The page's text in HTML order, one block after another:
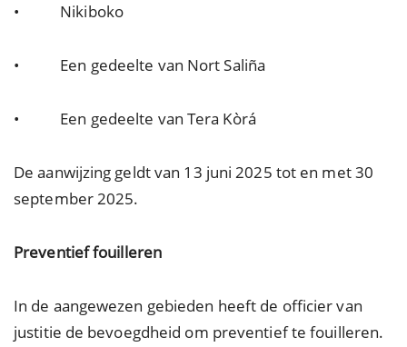
• Nikiboko
• Een gedeelte van Nort Saliña
• Een gedeelte van Tera Kòrá
De aanwijzing geldt van 13 juni 2025 tot en met 30
september 2025.
Preventief fouilleren
In de aangewezen gebieden heeft de officier van
justitie de bevoegdheid om preventief te fouilleren.